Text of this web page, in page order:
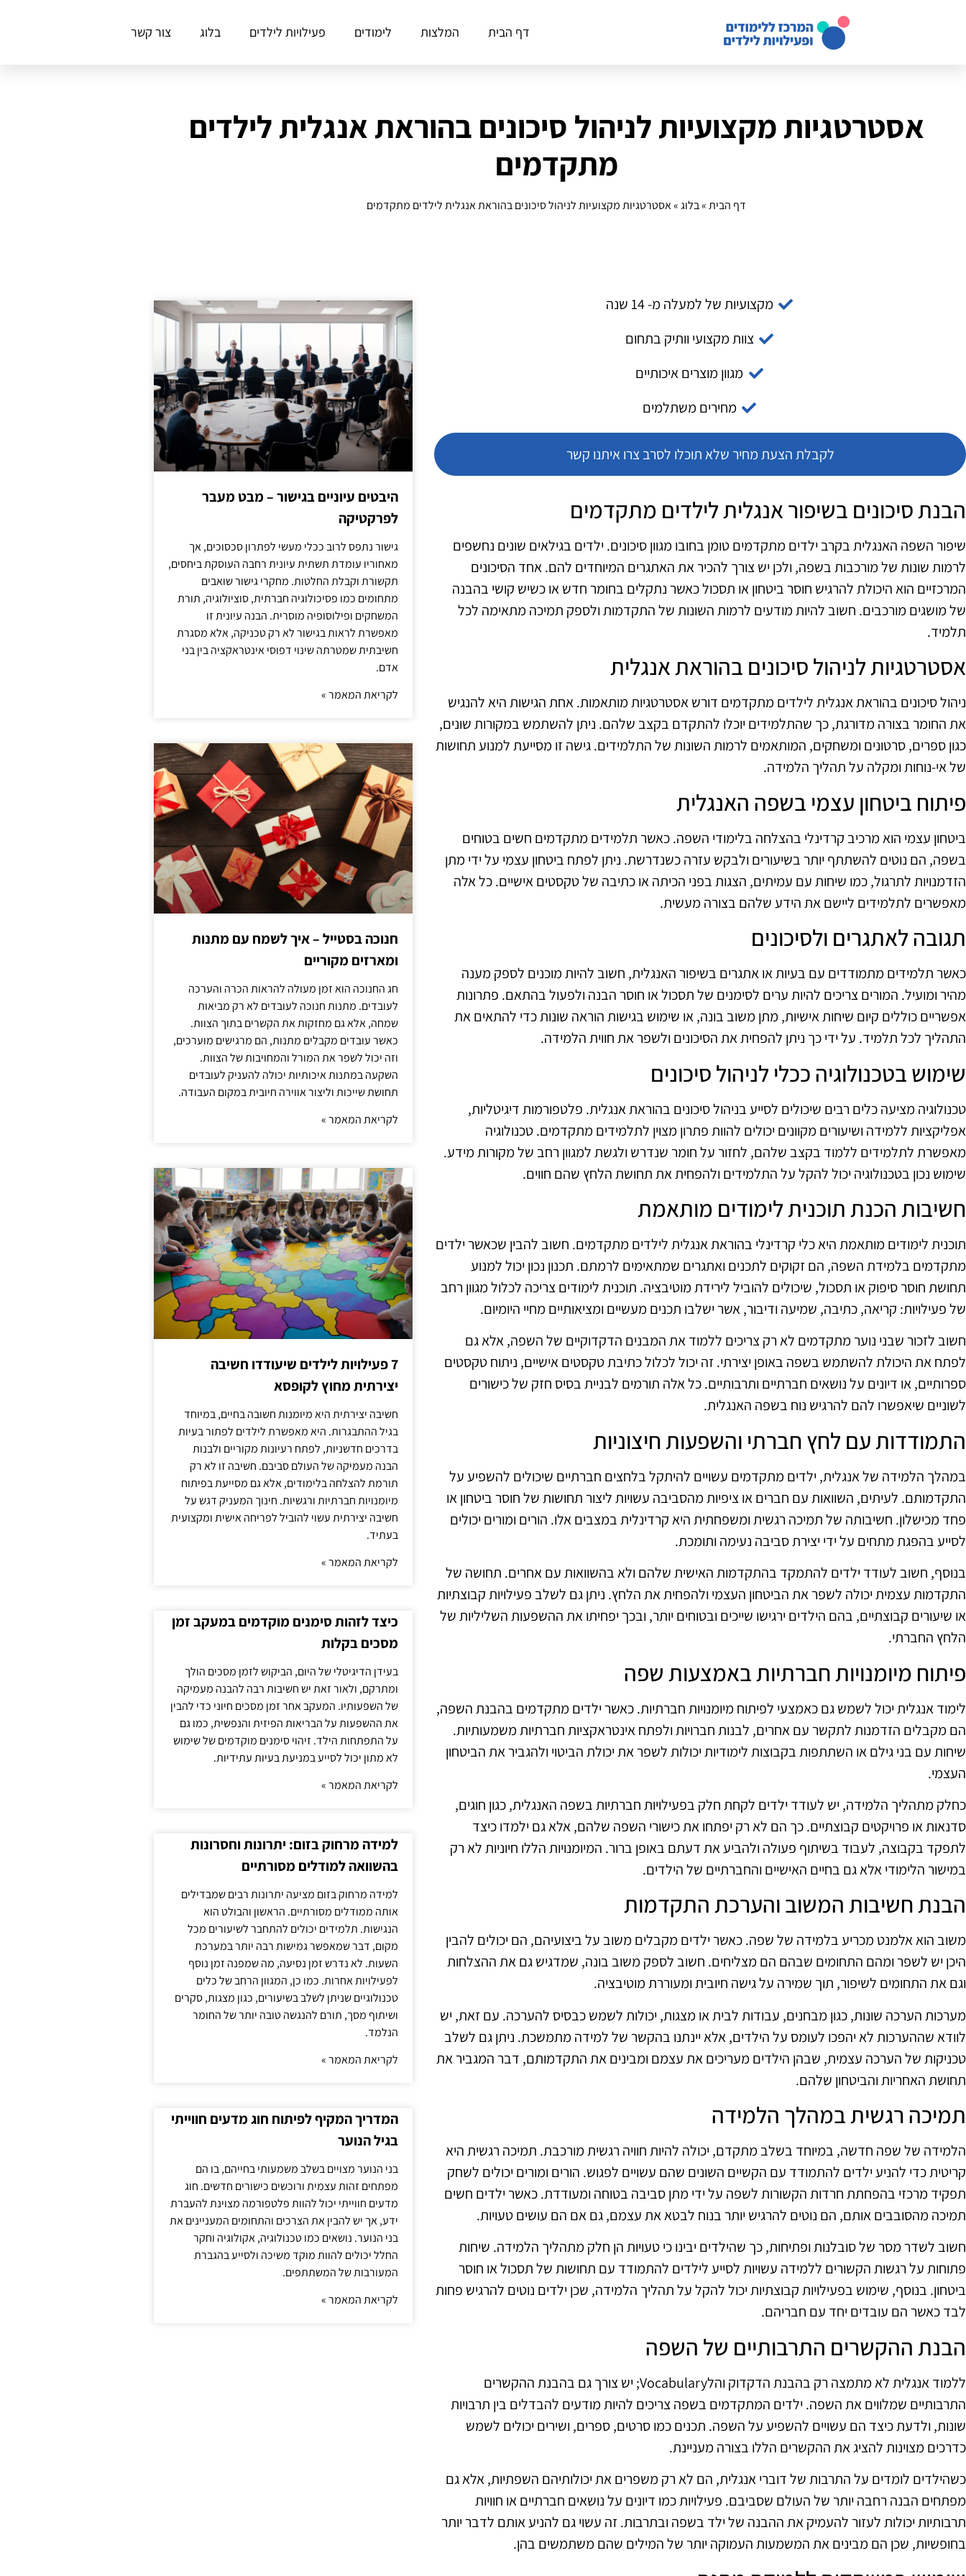
דף הבית המלצות לימודים פעילויות לילדים בלוג צור קשר
אסטרטגיות מקצועיות לניהול סיכונים בהוראת אנגלית לילדים
מתקדמים
דף הבית»בלוג»אסטרטגיות מקצועיות לניהול סיכונים בהוראת אנגלית לילדים מתקדמים
מקצועיות של למעלה מ- 14 שנה
צוות מקצועי וותיק בתחום
מגוון מוצרים איכותיים
מחירים משתלמים
לקבלת הצעת מחיר שלא תוכלו לסרב צרו איתנו קשר
הבנת סיכונים בשיפור אנגלית לילדים מתקדמים
שיפור השפה האנגלית בקרב ילדים מתקדמים טומן בחובו מגוון סיכונים. ילדים בגילאים שונים נחשפים
לרמות שונות של מורכבות בשפה, ולכן יש צורך להכיר את האתגרים המיוחדים להם. אחד הסיכונים
המרכזיים הוא היכולת להרגיש חוסר ביטחון או תסכול כאשר נתקלים בחומר חדש או כשיש קושי בהבנה
של מושגים מורכבים. חשוב להיות מודעים לרמות השונות של התקדמות ולספק תמיכה מתאימה לכל
תלמיד.
אסטרטגיות לניהול סיכונים בהוראת אנגלית
ניהול סיכונים בהוראת אנגלית לילדים מתקדמים דורש אסטרטגיות מותאמות. אחת הגישות היא להנגיש
את החומר בצורה מדורגת, כך שהתלמידים יוכלו להתקדם בקצב שלהם. ניתן להשתמש במקורות שונים,
כגון ספרים, סרטונים ומשחקים, המותאמים לרמות השונות של התלמידים. גישה זו מסייעת למנוע תחושות
של אי-נוחות ומקלה על תהליך הלמידה.
פיתוח ביטחון עצמי בשפה האנגלית
ביטחון עצמי הוא מרכיב קרדינלי בהצלחה בלימודי השפה. כאשר תלמידים מתקדמים חשים בטוחים
בשפה, הם נוטים להשתתף יותר בשיעורים ולבקש עזרה כשנדרשת. ניתן לפתח ביטחון עצמי על ידי מתן
הזדמנויות לתרגול, כמו שיחות עם עמיתים, הצגות בפני הכיתה או כתיבה של טקסטים אישיים. כל אלה
מאפשרים לתלמידים ליישם את הידע שלהם בצורה מעשית.
תגובה לאתגרים ולסיכונים
כאשר תלמידים מתמודדים עם בעיות או אתגרים בשיפור האנגלית, חשוב להיות מוכנים לספק מענה
מהיר ומועיל. המורים צריכים להיות ערים לסימנים של תסכול או חוסר הבנה ולפעול בהתאם. פתרונות
אפשריים כוללים קיום שיחות אישיות, מתן משוב בונה, או שימוש בגישות הוראה שונות כדי להתאים את
התהליך לכל תלמיד. על ידי כך ניתן להפחית את הסיכונים ולשפר את חווית הלמידה.
שימוש בטכנולוגיה ככלי לניהול סיכונים
טכנולוגיה מציעה כלים רבים שיכולים לסייע בניהול סיכונים בהוראת אנגלית. פלטפורמות דיגיטליות,
אפליקציות ללמידה ושיעורים מקוונים יכולים להוות פתרון מצוין לתלמידים מתקדמים. טכנולוגיה
מאפשרת לתלמידים ללמוד בקצב שלהם, לחזור על חומר שנדרש ולגשת למגוון רחב של מקורות מידע.
שימוש נכון בטכנולוגיה יכול להקל על התלמידים ולהפחית את תחושת הלחץ שהם חווים.
חשיבות הכנת תוכנית לימודים מותאמת
תוכנית לימודים מותאמת היא כלי קרדינלי בהוראת אנגלית לילדים מתקדמים. חשוב להבין שכאשר ילדים
מתקדמים בלמידת השפה, הם זקוקים לתכנים ואתגרים שמתאימים לרמתם. תכנון נכון יכול למנוע
תחושת חוסר סיפוק או תסכול, שיכולים להוביל לירידת מוטיבציה. תוכנית לימודים צריכה לכלול מגוון רחב
של פעילויות: קריאה, כתיבה, שמיעה ודיבור, אשר ישלבו תכנים מעשיים ומציאותיים מחיי היומיום.
חשוב לזכור שבני נוער מתקדמים לא רק צריכים ללמוד את המבנים הדקדוקיים של השפה, אלא גם
לפתח את היכולת להשתמש בשפה באופן יצירתי. זה יכול לכלול כתיבת טקסטים אישיים, ניתוח טקסטים
ספרותיים, או דיונים על נושאים חברתיים ותרבותיים. כל אלה תורמים לבניית בסיס חזק של כישורים
לשוניים שיאפשרו להם להרגיש נוח בשפה האנגלית.
התמודדות עם לחץ חברתי והשפעות חיצוניות
במהלך הלמידה של אנגלית, ילדים מתקדמים עשויים להיתקל בלחצים חברתיים שיכולים להשפיע על
התקדמותם. לעיתים, השוואות עם חברים או ציפיות מהסביבה עשויות ליצור תחושות של חוסר ביטחון או
פחד מכישלון. חשיבותה של תמיכה רגשית ומשפחתית היא קרדינלית במצבים אלו. הורים ומורים יכולים
לסייע בהפגת מתחים על ידי יצירת סביבה נעימה ותומכת.
בנוסף, חשוב לעודד ילדים להתמקד בהתקדמות האישית שלהם ולא בהשוואות עם אחרים. תחושה של
התקדמות עצמית יכולה לשפר את הביטחון העצמי ולהפחית את הלחץ. ניתן גם לשלב פעילויות קבוצתיות
או שיעורים קבוצתיים, בהם הילדים ירגישו שייכים ובטוחים יותר, ובכך יפחיתו את ההשפעות השליליות של
הלחץ החברתי.
פיתוח מיומנויות חברתיות באמצעות שפה
לימוד אנגלית יכול לשמש גם כאמצעי לפיתוח מיומנויות חברתיות. כאשר ילדים מתקדמים בהבנת השפה,
הם מקבלים הזדמנות לתקשר עם אחרים, לבנות חברויות ולפתח אינטראקציות חברתיות משמעותיות.
שיחות עם בני גילם או השתתפות בקבוצות לימודיות יכולות לשפר את יכולת הביטוי ולהגביר את הביטחון
העצמי.
כחלק מתהליך הלמידה, יש לעודד ילדים לקחת חלק בפעילויות חברתיות בשפה האנגלית, כגון חוגים,
סדנאות או פרויקטים קבוצתיים. כך הם לא רק יפתחו את כישורי השפה שלהם, אלא גם ילמדו כיצד
לתפקד בקבוצה, לעבוד בשיתוף פעולה ולהביע את דעתם באופן ברור. המיומנויות הללו חיוניות לא רק
במישור הלימודי אלא גם בחיים האישיים והחברתיים של הילדים.
הבנת חשיבות המשוב והערכת התקדמות
משוב הוא אלמנט מכריע בלמידה של שפה. כאשר ילדים מקבלים משוב על ביצועיהם, הם יכולים להבין
היכן יש לשפר ומהם התחומים שבהם הם מצליחים. חשוב לספק משוב בונה, שמדגיש גם את ההצלחות
וגם את התחומים לשיפור, תוך שמירה על גישה חיובית ומעוררת מוטיבציה.
מערכות הערכה שונות, כגון מבחנים, עבודות לבית או מצגות, יכולות לשמש כבסיס להערכה. עם זאת, יש
לוודא שההערכות לא יהפכו לעומס על הילדים, אלא יינתנו בהקשר של למידה מתמשכת. ניתן גם לשלב
טכניקות של הערכה עצמית, שבהן הילדים מעריכים את עצמם ומבינים את התקדמותם, דבר המגביר את
תחושת האחריות והביטחון שלהם.
תמיכה רגשית במהלך הלמידה
הלמידה של שפה חדשה, במיוחד בשלב מתקדם, יכולה להיות חוויה רגשית מורכבת. תמיכה רגשית היא
קריטית כדי להניע ילדים להתמודד עם הקשיים השונים שהם עשויים לפגוש. הורים ומורים יכולים לשחק
תפקיד מרכזי בהפחתת חרדות הקשורות לשפה על ידי מתן סביבה בטוחה ומעודדת. כאשר ילדים חשים
תמיכה מהסובבים אותם, הם נוטים להרגיש יותר בנוח לבטא את עצמם, גם אם הם עושים טעויות.
חשוב לשדר מסר של סובלנות ופתיחות, כך שהילדים יבינו כי טעויות הן חלק מתהליך הלמידה. שיחות
פתוחות על רגשות הקשורים ללמידה עשויות לסייע לילדים להתמודד עם תחושות של תסכול או חוסר
ביטחון. בנוסף, שימוש בפעילויות קבוצתיות יכול להקל על תהליך הלמידה, שכן ילדים נוטים להרגיש פחות
לבד כאשר הם עובדים יחד עם חבריהם.
הבנת ההקשרים התרבותיים של השפה
ללמוד אנגלית לא מתמצה רק בהבנת הדקדוק והלVocabulary; יש צורך גם בהבנת ההקשרים
התרבותיים שמלווים את השפה. ילדים המתקדמים בשפה צריכים להיות מודעים להבדלים בין תרבויות
שונות, ולדעת כיצד הם עשויים להשפיע על השפה. תכנים כמו סרטים, ספרים, ושירים יכולים לשמש
כדרכים מצוינות להציג את ההקשרים הללו בצורה מעניינת.
כשהילדים לומדים על התרבות של דוברי אנגלית, הם לא רק משפרים את יכולותיהם השפתיות, אלא גם
מפתחים הבנה רחבה יותר של העולם שסביבם. פעילויות כמו דיונים על נושאים חברתיים או חוויות
תרבותיות יכולות לעזור להעמיק את ההבנה של ילד בשפה ובתרבות. זה עשוי גם להניע אותם לדבר יותר
בחופשיות, שכן הם מבינים את המשמעות העמוקה יותר של המילים שהם משתמשים בהן.
היבטים עיוניים בגישור – מבט מעבר
לפרקטיקה
גישור נתפס לרוב ככלי מעשי לפתרון סכסוכים, אך
מאחוריו עומדת תשתית עיונית רחבה העוסקת ביחסים,
תקשורת וקבלת החלטות. מחקרי גישור שואבים
מתחומים כמו פסיכולוגיה חברתית, סוציולוגיה, תורת
המשחקים ופילוסופיה מוסרית. הבנה עיונית זו
מאפשרת לראות בגישור לא רק טכניקה, אלא מסגרת
חשיבתית שמטרתה שינוי דפוסי אינטראקציה בין בני
אדם.
לקריאת המאמר »
חנוכה בסטייל – איך לשמח עם מתנות
ומארזים מקוריים
חג החנוכה הוא זמן מעולה להראות הכרה והערכה
לעובדים. מתנות חנוכה לעובדים לא רק מביאות
שמחה, אלא גם מחזקות את הקשרים בתוך הצוות.
כאשר עובדים מקבלים מתנות, הם מרגישים מוערכים,
וזה יכול לשפר את המורל והמחויבות של הצוות.
השקעה במתנות איכותיות יכולה להעניק לעובדים
תחושת שייכות וליצור אווירה חיובית במקום העבודה.
לקריאת המאמר »
7 פעילויות לילדים שיעודדו חשיבה
יצירתית מחוץ לקופסא
חשיבה יצירתית היא מיומנות חשובה בחיים, במיוחד
בגיל ההתבגרות. היא מאפשרת לילדים לפתור בעיות
בדרכים חדשניות, לפתח רעיונות מקוריים ולבנות
הבנה מעמיקה של העולם סביבם. חשיבה זו לא רק
תורמת להצלחה בלימודים, אלא גם מסייעת בפיתוח
מיומנויות חברתיות ורגשיות. חינוך המעניק דגש על
חשיבה יצירתית עשוי להוביל לפריחה אישית ומקצועית
בעתיד.
לקריאת המאמר »
כיצד לזהות סימנים מוקדמים במעקב זמן
מסכים בקלות
בעידן הדיגיטלי של היום, הביקוש לזמן מסכים הולך
ומתרקם, ולאור זאת יש חשיבות רבה להבנה מעמיקה
של השפעותיו. המעקב אחר זמן מסכים חיוני כדי להבין
את ההשפעות על הבריאות הפיזית והנפשית, כמו גם
על התפתחות הילד. זיהוי סימנים מוקדמים של שימוש
לא מתון יכול לסייע במניעת בעיות עתידיות.
לקריאת המאמר »
למידה מרחוק בזום: יתרונות וחסרונות
בהשוואה למודלים מסורתיים
למידה מרחוק בזום מציעה יתרונות רבים שמבדילים
אותה ממודלים מסורתיים. הראשון והבולט הוא
הנגישות. תלמידים יכולים להתחבר לשיעורים מכל
מקום, דבר שמאפשר גמישות רבה יותר במערכת
השעות. לא נדרש זמן נסיעה, מה שמפנה זמן נוסף
לפעילויות אחרות. כמו כן, המגוון הרחב של כלים
טכנולוגיים שניתן לשלב בשיעורים, כגון מצגות, סקרים
ושיתוף מסך, תורם להנגשה טובה יותר של החומר
הנלמד.
לקריאת המאמר »
המדריך המקיף לפיתוח חוג מדעים חווייתי
בגיל הנוער
בני הנוער מצויים בשלב משמעותי בחייהם, בו הם
מפתחים זהות עצמית ורוכשים כישורים חדשים. חוג
מדעים חווייתי יכול להוות פלטפורמה מצוינת להעברת
ידע, אך יש להבין את הצרכים והתחומים המעניינים את
בני הנוער. נושאים כמו טכנולוגיה, אקולוגיה וחקר
החלל יכולים להוות מוקד משיכה ולסייע בהגברת
המעורבות של המשתתפים.
לקריאת המאמר »